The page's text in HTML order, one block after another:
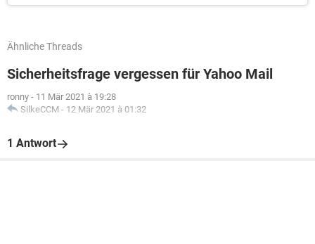
Ähnliche Threads
Sicherheitsfrage vergessen für Yahoo Mail
ronny - 11 Mär 2021 à 19:28
SilkeCCM - 12 Mär 2021 à 01:32
1 Antwort